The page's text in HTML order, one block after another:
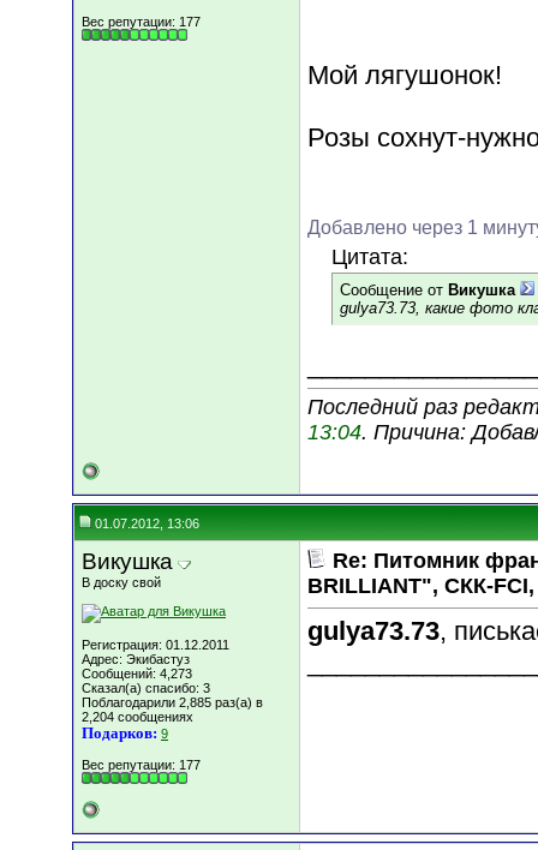
Вес репутации: 177
Мой лягушонок!
Розы сохнут-
Добавлено через 1
Цитата:
Сообщение от Викушка
gulya73.73, какие фото
Последний раз
13:04. Причина:
01.07.2012, 13:06
Викушка
В доску свой
Регистрация: 01.12.2011
Адрес: Экибастуз
Сообщений: 4,273
Сказал(а) спасибо: 3
Поблагодарили 2,885 раз(а) в
2,204 сообщениях
Подарков: 9
Вес репутации: 177
Re: Питомник
BRILLIANT", СКК-FCI,
gulya73.73,